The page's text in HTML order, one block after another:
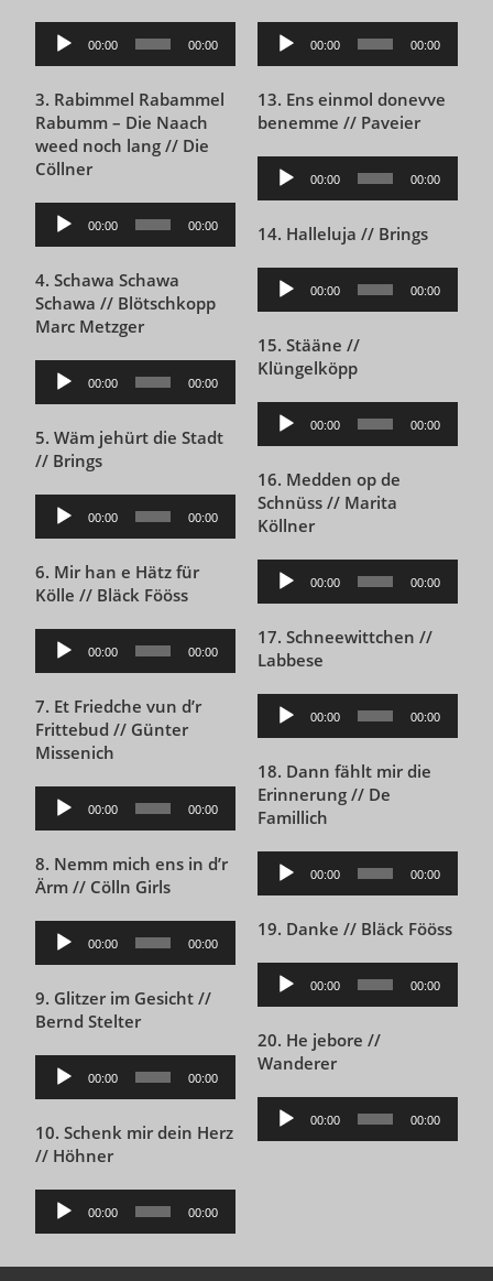
Audio-
Player
00:00 00:00
3. Rabimmel Rabammel
Rabumm – Die Naach
weed noch lang // Die
Cöllner
Audio-
Player
00:00 00:00
4. Schawa Schawa
Schawa // Blötschkopp
Marc Metzger
Audio-
Player
00:00 00:00
5. Wäm jehürt die Stadt
// Brings
Audio-
Player
00:00 00:00
6. Mir han e Hätz für
Kölle // Bläck Fööss
Audio-
Player
00:00 00:00
7. Et Friedche vun d’r
Frittebud // Günter
Missenich
Audio-
Player
00:00 00:00
8. Nemm mich ens in d’r
Ärm // Cölln Girls
Audio-
Player
00:00 00:00
9. Glitzer im Gesicht //
Bernd Stelter
Audio-
Player
00:00 00:00
10. Schenk mir dein Herz
// Höhner
Audio-
Player
00:00 00:00
Audio-
Player
00:00 00:00
13. Ens einmol donevve
benemme // Paveier
Audio-
Player
00:00 00:00
14. Halleluja // Brings
Audio-
Player
00:00 00:00
15. Stääne //
Klüngelköpp
Audio-
Player
00:00 00:00
16. Medden op de
Schnüss // Marita
Köllner
Audio-
Player
00:00 00:00
17. Schneewittchen //
Labbese
Audio-
Player
00:00 00:00
18. Dann fählt mir die
Erinnerung // De
Famillich
Audio-
Player
00:00 00:00
19. Danke // Bläck Fööss
Audio-
Player
00:00 00:00
20. He jebore //
Wanderer
Audio-
Player
00:00 00:00